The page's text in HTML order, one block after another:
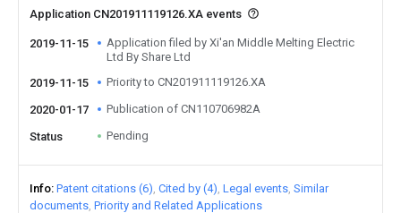
Application CN201911119126.XA events
2019-11-15
Application filed by Xi'an Middle Melting Electric
Ltd By Share Ltd
2019-11-15
Priority to CN201911119126.XA
2020-01-17 Publication of CN110706982A
Status Pending
Info Patent citations (6) Cited by (4) Legal events Similar
documents Priority and Related Applications